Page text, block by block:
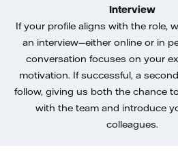
Interview
If your profile aligns with the role,
an interview—either online or in
conversation focuses on your
motivation. If successful, a
follow, giving us both the chance
with the team and introduce
colleagues.